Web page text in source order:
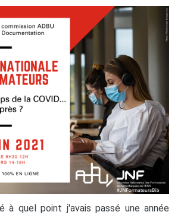
à quel point j'avais passé une année